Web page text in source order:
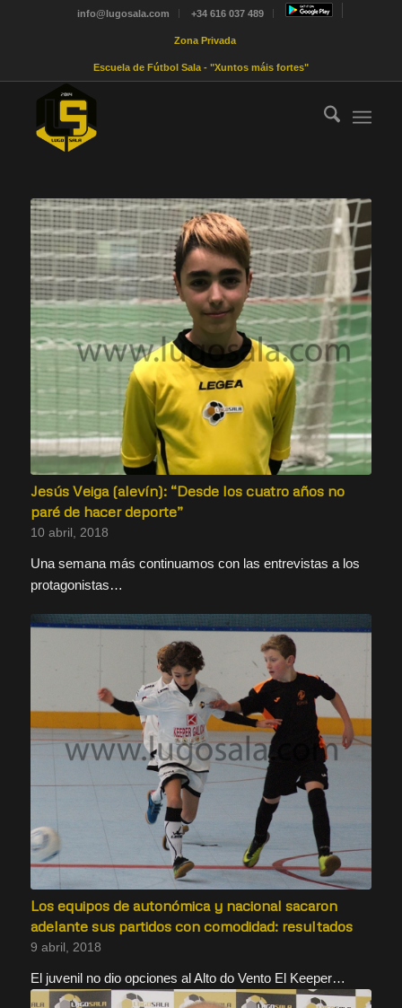
info@lugosala.com +34 616 037 489
Zona Privada
Escuela de Fútbol Sala - "Xuntos máis fortes"
Jesús Veiga (alevín): “Desde los cuatro años no
paré de hacer deporte”
10 abril, 2018
Una semana más continuamos con las entrevistas a los
protagonistas…
Los equipos de autonómica y nacional sacaron
adelante sus partidos con comodidad: resultados
9 abril, 2018
El juvenil no dio opciones al Alto do Vento El Keeper…